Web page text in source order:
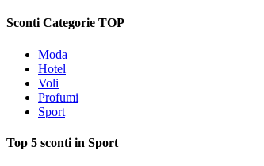
Sconti Categorie TOP
Moda
Hotel
Voli
Profumi
Sport
Top 5 sconti in Sport